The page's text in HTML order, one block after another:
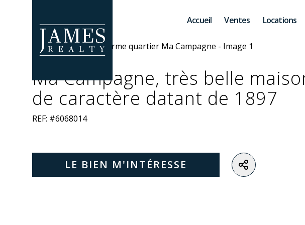
Accueil
Ventes Locations
Ma Campagne, très belle
de caractère datant de 1897
REF: #6068014
LE BIEN M'INTÉRESSE